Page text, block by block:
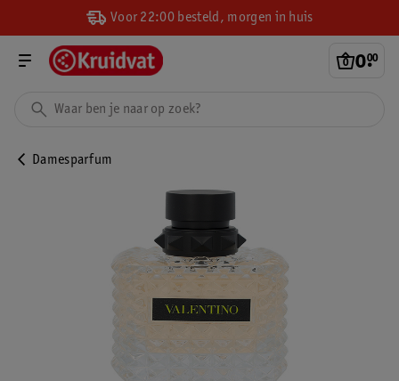
Voor 22:00 besteld, morgen in huis
0.
00
Damesparfum